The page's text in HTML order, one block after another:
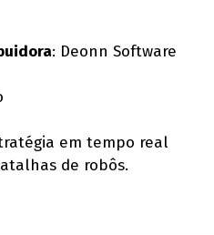
: Deonn Software
em tempo real
de robôs.